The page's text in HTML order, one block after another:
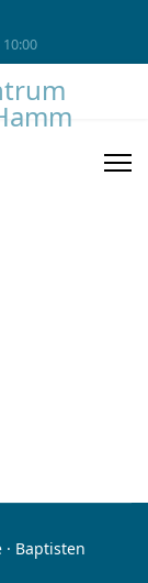
10:00
Baptisten